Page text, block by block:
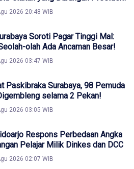
2026 20:48 WIB
Soroti Pagar Tinggi Mal:
olah Ada Ancaman Besar!
2026 03:47 WIB
Paskibraka Surabaya, 98 Pemuda
selama 2 Pekan!
2026 03:05 WIB
Respons Perbedaan Angka
Pelajar Milik Dinkes dan DCC
2026 02:07 WIB